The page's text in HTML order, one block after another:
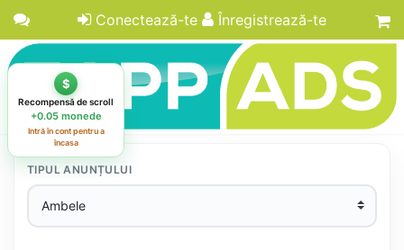
Conectează-te Înregistrează-te
TIPUL ANUNȚULUI